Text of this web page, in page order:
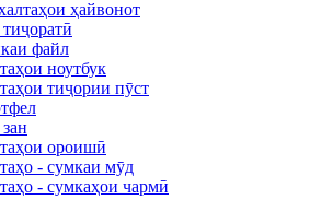
ҳайвонот
файл
ноутбук
тиҷории пӯст
ороишӣ
- сумкаи мӯд
- сумкаҳои чармӣ